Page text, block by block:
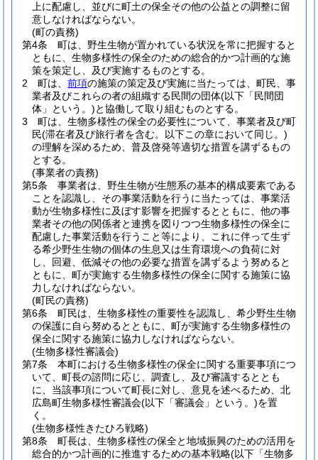
上に配慮し、並びに町土の保全その他の公益との調整に留
意しなければならない。
(町の責務)
第4条
町は、野生生物が置かれている状況を常に把握すると
ともに、生物多様性の保全のための総合的かつ計画的な施
策を策定し、及び実施するものとする。
2
町は、 前項の施策の策定及び実施に当たっては、町民、事
業者及びこれらの者の組織する民間の団体(以下「民間団
体」という。)と協働して取り組むものとする。
3
町は、生物多様性の保全の必要性について、事業者及び町
民(滞在者及び旅行者を含む。以下この章において同じ。)
の理解を深めるため、普及啓発等適切な措置を講ずるもの
とする。
(事業者の責務)
第5条
事業者は、野生生物が生態系の基本的構成要素である
ことを認識し、その事業活動を行うに当たっては、事業活
動が生物多様性に及ぼす影響を把握するとともに、他の事
業者その他の関係者と連携を図りつつ生物多様性の保全に
配慮した事業活動を行うこと等により、これに伴って生ず
る希少野生生物の個体の生息又は生育環境への負荷に対
し、回避、低減その他の必要な措置を講ずるよう努めると
ともに、町が実施する生物多様性の保全に関する施策に協
力しなければならない。
(町民の責務)
第6条
町民は、生物多様性の重要性を認識し、希少野生生物
の保護に自ら努めるとともに、町が実施する生物多様性の
保全に関する施策に協力しなければならない。
(生物多様性審議会)
第7条
本町における生物多様性の保全に関する重要事項につ
いて、町長の諮問に応じ、調査し、及び審議するととも
に、当該事項について町長に対し、意見を述べるため、北
広島町生物多様性審議会(以下「審議会」という。)を置
く。
(生物多様性きたひろ戦略)
第8条
町長は、生物多様性の保全と地域振興のための活用を
総合的かつ計画的に推進するための基本戦略(以下「生物多